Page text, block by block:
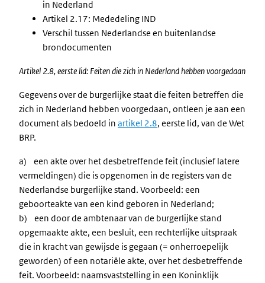
in Nederland
Artikel 2.17: Mededeling IND
Verschil tussen Nederlandse en buitenlandse
brondocumenten
Artikel 2.8, eerste lid: Feiten die zich in Nederland hebben voorgedaan
Gegevens over de burgerlijke staat die feiten betreffen die
zich in Nederland hebben voorgedaan, ontleen je aan een
document als bedoeld in artikel 2.8, eerste lid, van de Wet
BRP.
a) een akte over het desbetreffende feit (inclusief latere
vermeldingen) die is opgenomen in de registers van de
Nederlandse burgerlijke stand. Voorbeeld: een
geboorteakte van een kind geboren in Nederland;
b) een door de ambtenaar van de burgerlijke stand
opgemaakte akte, een besluit, een rechterlijke uitspraak
die in kracht van gewijsde is gegaan (= onherroepelijk
geworden) of een notariële akte, over het desbetreffende
feit. Voorbeeld: naamsvaststelling in een Koninklijk